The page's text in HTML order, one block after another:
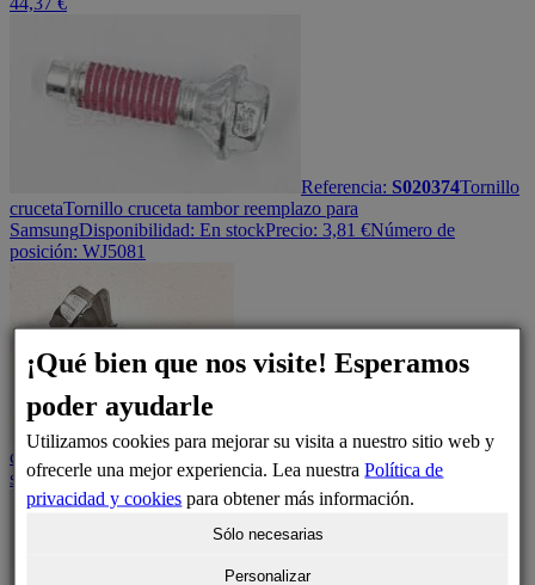
Referencia: S020374Tornillo
crucetaTornillo cruceta tambor reemplazo para
SamsungDisponibilidad: En stockPrecio: 3,81 €Número de
posición: WJ5081
Referencia:DC60-40137ATornillo
cruceta
Tornillo cruceta tambor M8,P1.25,L30
En
stockPrecio:10,55€Número de posición: WJ5081
¡Qué bien que nos visite! Esperamos
poder ayudarle
Utilizamos cookies para mejorar su visita a nuestro sitio web y
ofrecerle una mejor experiencia. Lea nuestraPolítica de
privacidad y cookies para obtener más información.
Sólo necesarias
Personalizar